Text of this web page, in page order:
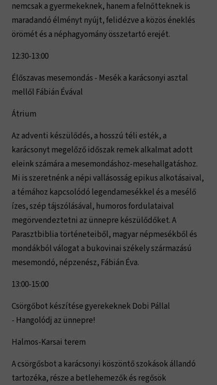
nemcsak a gyermekeknek, hanem a felnőtteknek is
maradandó élményt nyújt, felidézve a közös éneklés
örömét és a néphagyomány összetartó erejét.
12:30-13:00
Élőszavas mesemondás - Mesék a karácsonyi asztal
mellől Fábián Évával
Átrium
Az adventi készülődés, a hosszú téli esték, a
karácsonyt megelőző időszak remek alkalmat adott
eleink számára a mesemondáshoz-mesehallgatáshoz.
Mi is szeretnénk a népi vallásosság epikus alkotásaival,
a témához kapcsolódó legendamesékkel és a mesélő
ízes, szép tájszólásával, humoros fordulataival
megörvendeztetni az ünnepre készülődőket. A
Parasztbiblia történeteiből, magyar népmesékből és
mondákból válogat a bukovinai székely származású
mesemondó, népzenész, Fábián Éva.
13:00-15:00
Csörgőbot készítése gyerekeknek Dobi Pállal
- Hangolódj az ünnepre!
Halmos-Karsai terem
A csörgősbot a karácsonyi köszöntő szokások állandó
tartozéka, része a betlehemezők és regősök